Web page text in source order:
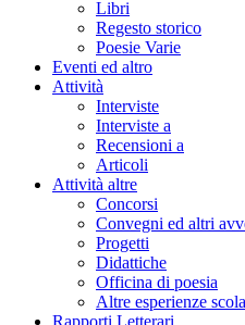
Libri
Regesto storico
Poesie Varie
Eventi ed altro
Attività
Interviste
Interviste a
Recensioni a
Articoli
Attività altre
Concorsi
Convegni ed altri
Progetti
Didattiche
Officina di poesia
Altre esperienze